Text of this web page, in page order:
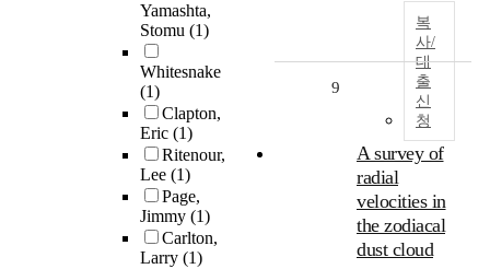
Yamashta,
Stomu (1)
Whitesnake
(1)
Clapton,
Eric (1)
Ritenour,
Lee (1)
Page,
Jimmy (1)
Carlton,
Larry (1)
복
사/
대
출
신
청
9
A survey of
radial
velocities in
the zodiacal
dust cloud